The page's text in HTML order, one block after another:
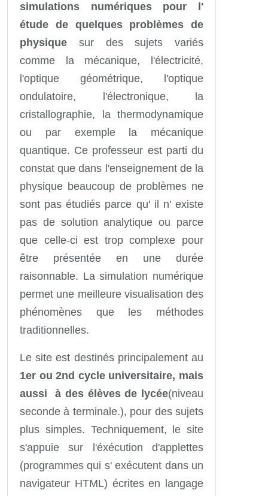
simulations numériques pour l'
étude de quelques problèmes de
physique sur des sujets variés
comme la mécanique, l'électricité,
l'optique géométrique, l'optique
ondulatoire, l'électronique, la
cristallographie, la thermodynamique
ou par exemple la mécanique
quantique. Ce professeur est parti du
constat que dans l'enseignement de la
physique beaucoup de problèmes ne
sont pas étudiés parce qu' il n' existe
pas de solution analytique ou parce
que celle-ci est trop complexe pour
être présentée en une durée
raisonnable. La simulation numérique
permet une meilleure visualisation des
phénomènes que les méthodes
traditionnelles.
Le site est destinés principalement au
1er ou 2nd cycle universitaire, mais
aussi à des élèves de lycée(niveau
seconde à terminale.), pour des sujets
plus simples. Techniquement, le site
s'appuie sur l'éxécution d'applettes
(programmes qui s' exécutent dans un
navigateur HTML) écrites en langage